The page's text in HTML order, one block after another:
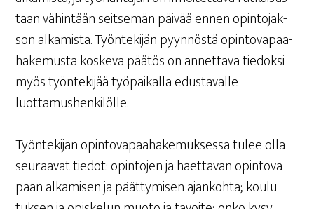
taan vähin­tään seit­se­män päi­vää ennen opin­to­jak­
son alka­mis­ta. Työn­te­ki­jän pyyn­nös­tä opin­to­va­paa­
ha­ke­mus­ta kos­ke­va pää­tös on annet­ta­va tie­dok­si
myös työn­te­ki­jää työ­pai­kal­la edus­ta­val­le
luottamushenkilölle.
Työn­te­ki­jän opin­to­va­paa­ha­ke­muk­ses­sa tulee olla
seu­raa­vat tie­dot: opin­to­jen ja haet­ta­van opin­to­va­
paan alka­mi­sen ja päät­ty­mi­sen ajan­koh­ta; kou­lu­